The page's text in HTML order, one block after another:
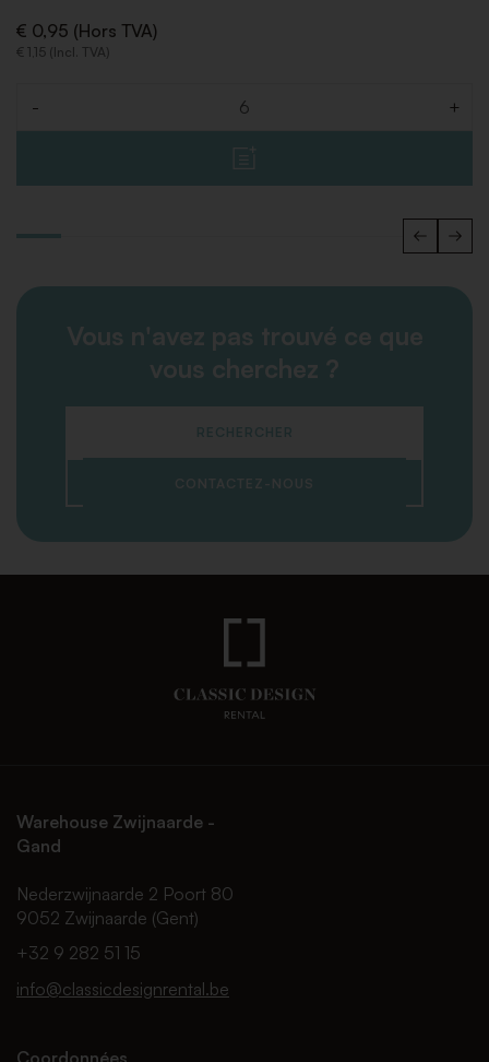
€ 0,95 (Hors TVA)
€ 1,15 (Incl. TVA)
- +
Vous n'avez pas trouvé ce que
vous cherchez ?
RECHERCHER
CONTACTEZ-NOUS
Warehouse Zwijnaarde -
Gand
Nederzwijnaarde 2 Poort 80
9052 Zwijnaarde (Gent)
+32 9 282 51 15
info@classicdesignrental.be